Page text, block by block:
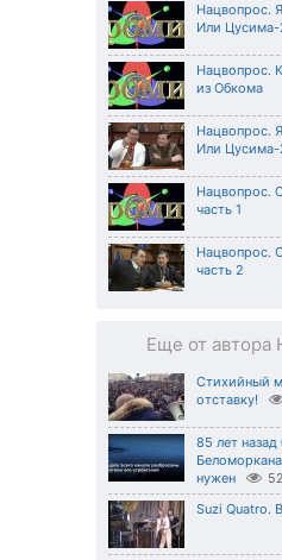
Нацвопрос.
Или Цусима-
Нацвопрос.
из Обкома
Нацвопрос.
Или Цусима-
Нацвопрос.
часть 1
Нацвопрос.
часть 2
Еще от автора
Стихийный
отставку!
85 лет
нужен
Suzi Quatro.